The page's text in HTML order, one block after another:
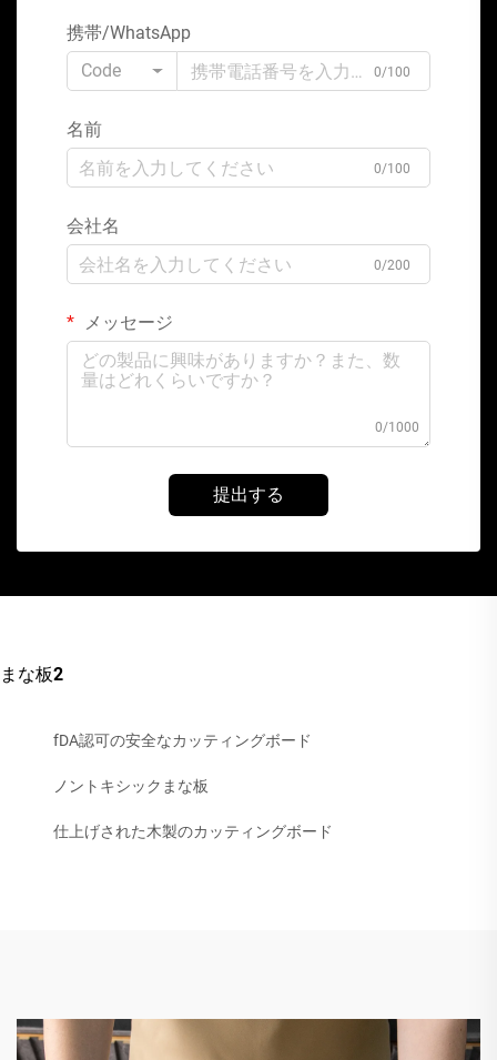
携帯/WhatsApp
Code
0/100
名前
0/100
会社名
0/200
メッセージ
0/1000
提出する
まな板2
fDA認可の安全なカッティングボード
ノントキシックまな板
仕上げされた木製のカッティングボード